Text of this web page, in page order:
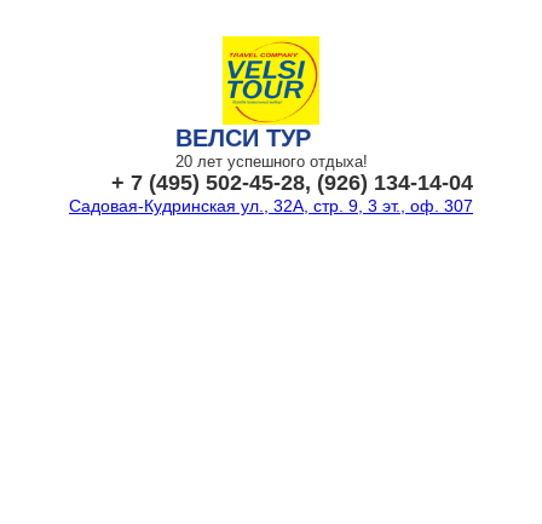
ВЕЛСИ ТУР
20 лет успешного отдыха!
+ 7 (495) 502-45-28, (926) 134-14-04
Садовая-Кудринская ул., 32А, стр. 9, 3 эт., оф. 307